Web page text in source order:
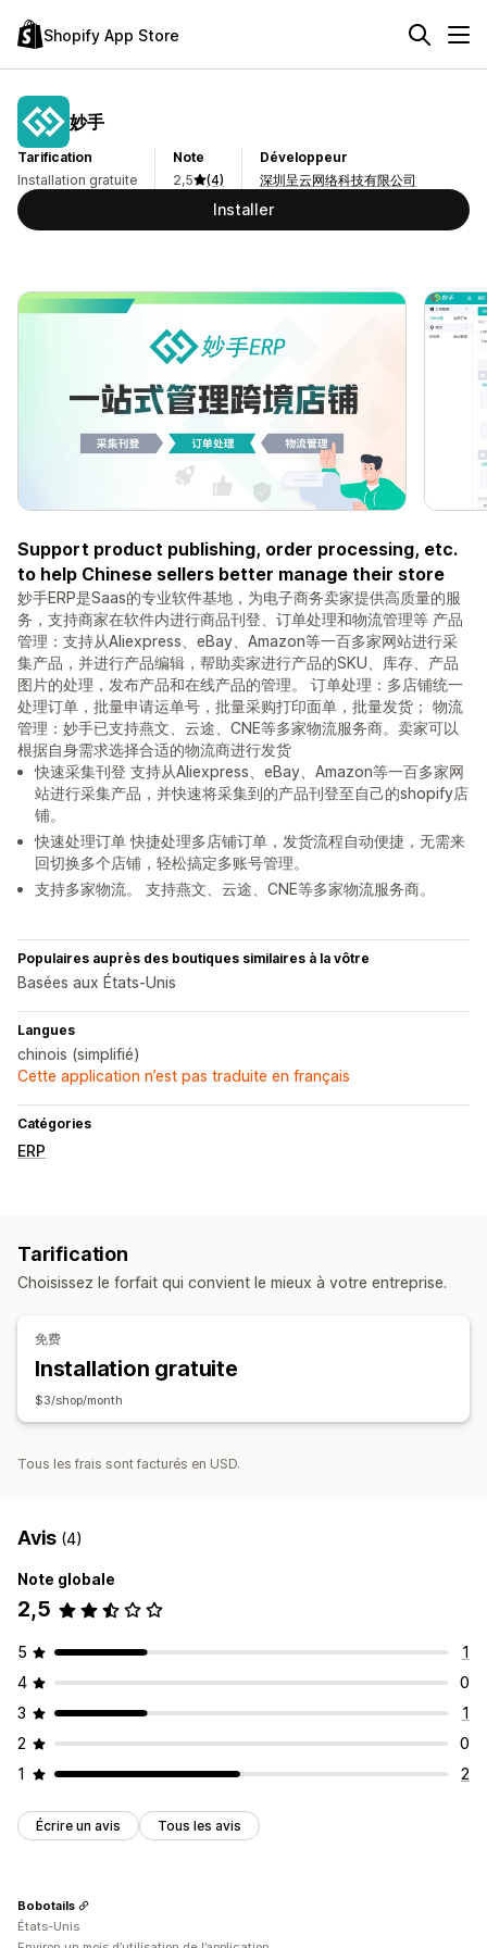
Shopify App Store
妙手
Tarification
Installation gratuite
Note
2,5
(4)
Développeur
深圳呈云网络科技有限公司
Installer
Support product publishing, order processing, etc.
to help Chinese sellers better manage their store
妙手ERP是Saas的专业软件基地，为电子商务卖家提供高质量的服
务，支持商家在软件内进行商品刊登、订单处理和物流管理等 产品
管理：支持从Aliexpress、eBay、Amazon等一百多家网站进行采
集产品，并进行产品编辑，帮助卖家进行产品的SKU、库存、产品
图片的处理，发布产品和在线产品的管理。 订单处理：多店铺统一
处理订单，批量申请运单号，批量采购打印面单，批量发货； 物流
管理：妙手已支持燕文、云途、CNE等多家物流服务商。卖家可以
根据自身需求选择合适的物流商进行发货
快速采集刊登 支持从Aliexpress、eBay、Amazon等一百多家网
站进行采集产品，并快速将采集到的产品刊登至自己的shopify店
铺。
快速处理订单 快捷处理多店铺订单，发货流程自动便捷，无需来
回切换多个店铺，轻松搞定多账号管理。
支持多家物流。 支持燕文、云途、CNE等多家物流服务商。
Populaires auprès des boutiques similaires à la vôtre
Basées aux États-Unis
Langues
chinois (simplifié)
Cette application n’est pas traduite en français
Catégories
ERP
Tarification
Choisissez le forfait qui convient le mieux à votre entreprise.
免费
Installation gratuite
$3/shop/month
Tous les frais sont facturés en USD.
Avis (4)
Note globale
2,5
5
1
4
0
3
1
2
0
1
2
Écrire un avis Tous les avis
Bobotails
États-Unis